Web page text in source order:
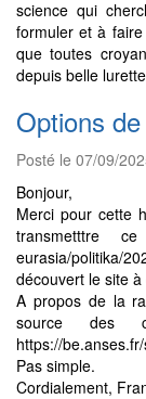
science qui
formuler et à
que toutes
depuis belle
Options
Posté le 07/09/
Bonjour,
Merci pour cette
transmetttre ce
eurasia/politika/
découvert le site
A propos de la
source des
https://
Pas simple.
Cordialement,